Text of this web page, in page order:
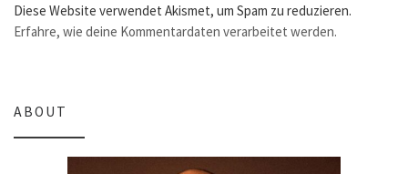
Diese Website verwendet Akismet, um Spam zu reduzieren.
Erfahre, wie deine Kommentardaten verarbeitet werden.
ABOUT